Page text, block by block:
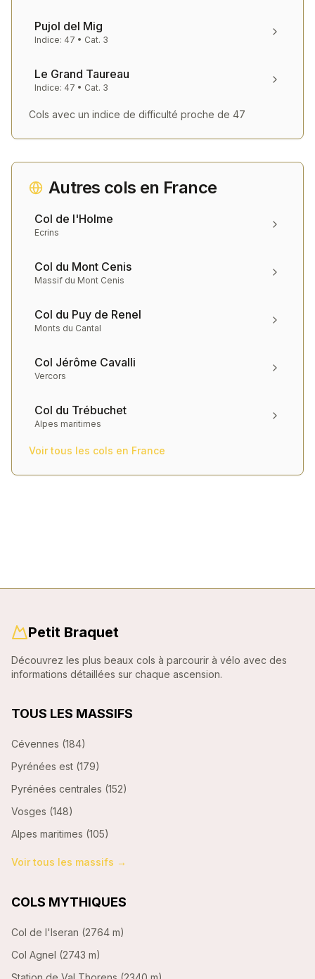
Pujol del Mig
Indice: 47 • Cat. 3
Le Grand Taureau
Indice: 47 • Cat. 3
Cols avec un indice de difficulté proche de 47
Autres cols en France
Col de l'Holme
Ecrins
Col du Mont Cenis
Massif du Mont Cenis
Col du Puy de Renel
Monts du Cantal
Col Jérôme Cavalli
Vercors
Col du Trébuchet
Alpes maritimes
Voir tous les cols en France
Petit Braquet
Découvrez les plus beaux cols à parcourir à vélo avec des
informations détaillées sur chaque ascension.
TOUS LES MASSIFS
Cévennes (184)
Pyrénées est (179)
Pyrénées centrales (152)
Vosges (148)
Alpes maritimes (105)
Voir tous les massifs →
COLS MYTHIQUES
Col de l'Iseran (2764 m)
Col Agnel (2743 m)